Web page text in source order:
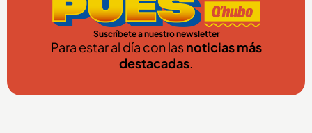
Suscríbete a nuestro newsletter
Para estar al día con lasnoticias más
destacadas.